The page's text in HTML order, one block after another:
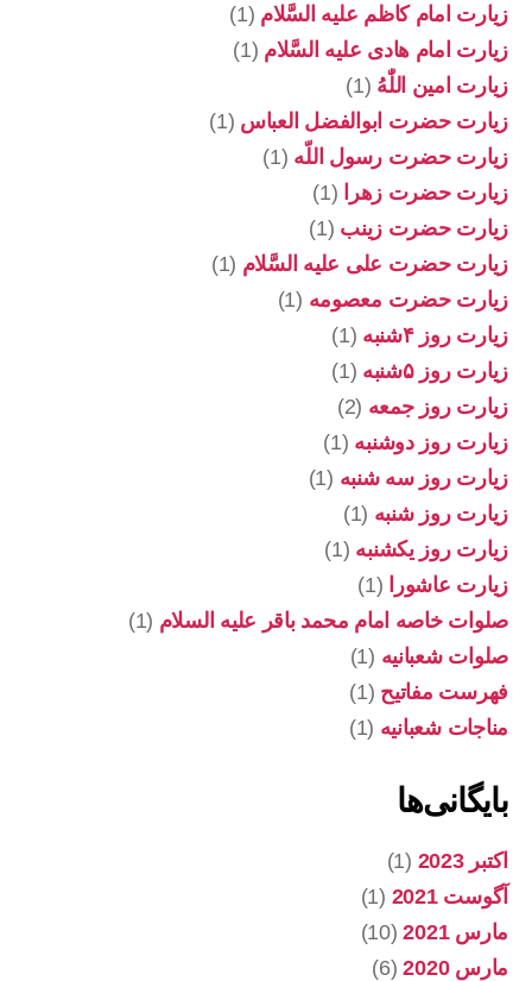
زیارت امام کاظم علیه السَّلام (1)
زیارت امام هادی علیه السَّلام (1)
زیارت امین اللّٰهُ (1)
زیارت حضرت ابوالفضل العباس (1)
زیارت حضرت رسول اللّه (1)
زیارت حضرت زهرا
(1)
زیارت حضرت زینب (1)
زیارت حضرت علی علیه السَّلام (1)
زیارت حضرت معصومه (1)
زیارت روز ۴شنبه
(1)
زیارت روز ۵شنبه
(1)
زیارت روز جمعه (2)
زیارت روز دوشنبه (1)
زیارت روز سه شنبه (1)
زیارت روز شنبه (1)
زیارت روز یکشنبه (1)
زیارت عاشورا
(1)
صلوات خاصه امام محمد باقر علیه السلام (1)
صلوات شعبانیه (1)
فهرست مفاتیح (1)
مناجات شعبانیه (1)
بایگانی‌ها
اکتبر 2023
(1)
آگوست 2021
(1)
مارس 2021
(10)
مارس 2020
(6)